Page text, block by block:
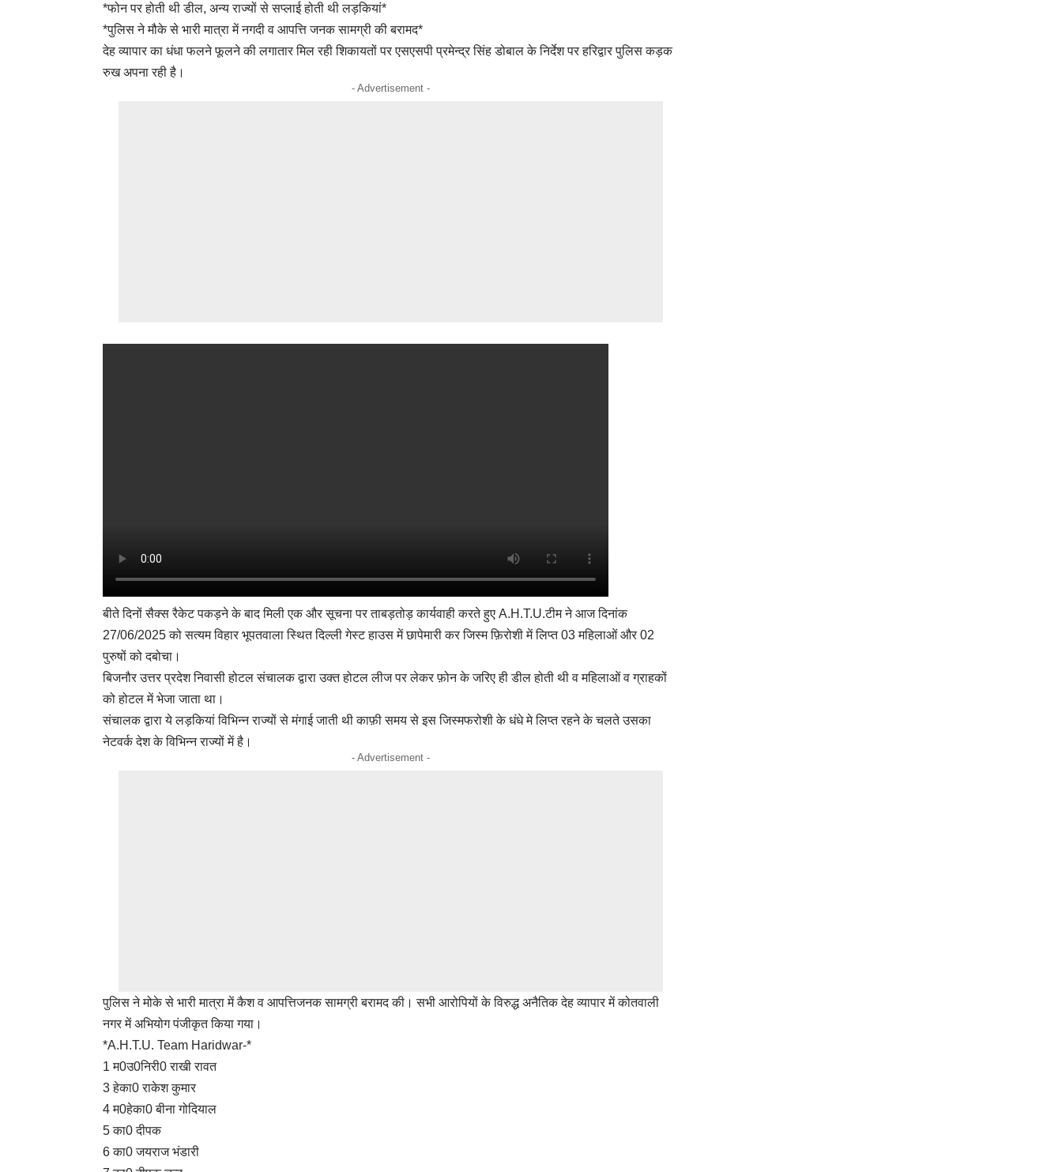
*फोन पर होती थी डील, अन्य राज्यों से सप्लाई होती थी लड़कियां*
*पुलिस ने मौके से भारी मात्रा में नगदी व आपत्ति जनक सामग्री की बरामद*
देह व्यापार का धंधा फलने फूलने की लगातार मिल रही शिकायतों पर एसएसपी प्रमेन्द्र सिंह डोबाल के निर्देश पर हरिद्वार पुलिस कड़क
रुख अपना रही है।
- Advertisement -
बीते दिनों सैक्स रैकेट पकड़ने के बाद मिली एक और सूचना पर ताबड़तोड़ कार्यवाही करते हुए A.H.T.U.टीम ने आज दिनांक
27/06/2025 को सत्यम विहार भूपतवाला स्थित दिल्ली गेस्ट हाउस में छापेमारी कर जिस्म फ़िरोशी में लिप्त 03 महिलाओं और 02
पुरुषों को दबोचा।
बिजनौर उत्तर प्रदेश निवासी होटल संचालक द्वारा उक्त होटल लीज पर लेकर फ़ोन के जरिए ही डील होती थी व महिलाओं व ग्राहकों
को होटल में भेजा जाता था।
संचालक द्वारा ये लड़कियां विभिन्न राज्यों से मंगाई जाती थी काफ़ी समय से इस जिस्मफरोशी के धंधे मे लिप्त रहने के चलते उसका
नेटवर्क देश के विभिन्न राज्यों में है।
- Advertisement -
पुलिस ने मोके से भारी मात्रा में कैश व आपत्तिजनक सामग्री बरामद की। सभी आरोपियों के विरुद्ध अनैतिक देह व्यापार में कोतवाली
नगर में अभियोग पंजीकृत किया गया।
*A.H.T.U. Team Haridwar-*
1 म0उ0निरी0 राखी रावत
3 हेका0 राकेश कुमार
4 म0हेका0 बीना गोदियाल
5 का0 दीपक
6 का0 जयराज भंडारी